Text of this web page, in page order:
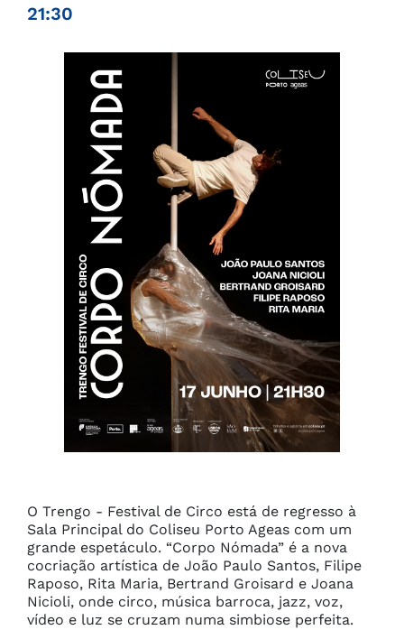
21:30
O Trengo - Festival de Circo está de regresso à
Sala Principal do Coliseu Porto Ageas com um
grande espetáculo. “Corpo Nómada” é a nova
cocriação artística de João Paulo Santos, Filipe
Raposo, Rita Maria, Bertrand Groisard e Joana
Nicioli, onde circo, música barroca, jazz, voz,
vídeo e luz se cruzam numa simbiose perfeita.